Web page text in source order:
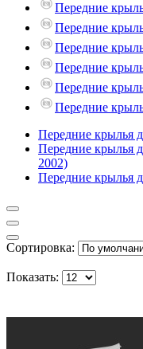
Передние
Передние
Передние
Передние
Передние
Передние
Передние крылья
Передние крылья
2002)
Передние крылья
Сортировка:
Показать: